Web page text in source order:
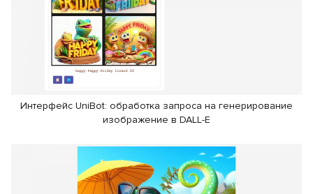
Интерфейс UniBot: обработка запроса на генерирование
изображение в DALL-E